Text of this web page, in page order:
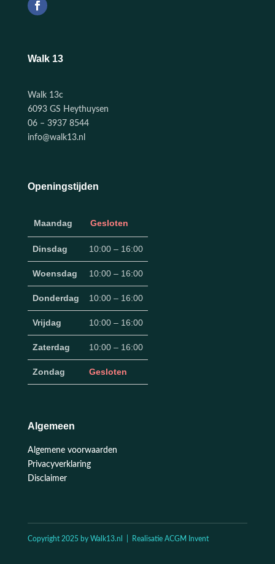
Walk 13
Walk 13c
6093 GS Heythuysen
06 – 3937 8544
info@walk13.nl
Openingstijden
Maandag Gesloten
Dinsdag 10:00 – 16:00
Woensdag 10:00 – 16:00
Donderdag 10:00 – 16:00
Vrijdag 10:00 – 16:00
Zaterdag 10:00 – 16:00
Zondag Gesloten
Algemeen
Algemene voorwaarden
Privacyverklaring
Disclaimer
Copyright 2025 by Walk13.nl | Realisatie ACGM Invent